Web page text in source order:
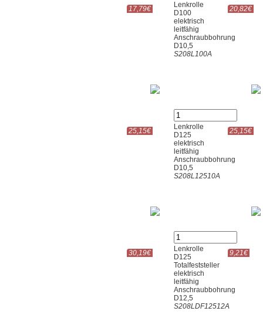
Lenkrolle
D100
elektrisch
leitfähig
Anschraubbohrung
D10,5
S208L100A
17,79€ 20,82€
Lenkrolle
D125
elektrisch
leitfähig
Anschraubbohrung
D10,5
S208L12510A
25,15€ 25,15€
Lenkrolle
D125
Totalfeststeller
elektrisch
leitfähig
Anschraubbohrung
D12,5
S208LDF12512A
30,19€ 9,21€